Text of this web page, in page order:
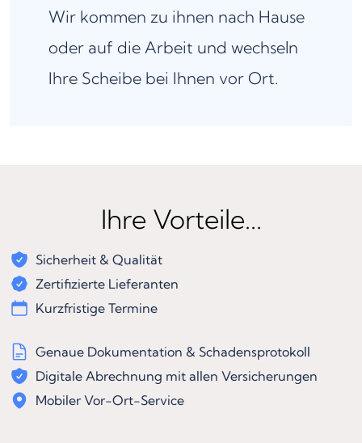
Wir kommen zu ihnen nach Hause
oder auf die Arbeit und wechseln
Ihre Scheibe bei Ihnen vor Ort.
Ihre Vorteile...
Sicherheit & Qualität
Zertifizierte Lieferanten
Kurzfristige Termine
Genaue Dokumentation & Schadensprotokoll
Digitale Abrechnung mit allen Versicherungen
Mobiler Vor-Ort-Service